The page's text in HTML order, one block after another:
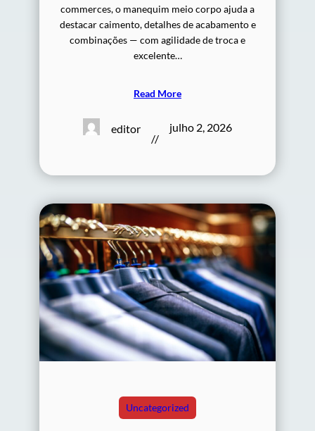
commerces, o manequim meio corpo ajuda a
destacar caimento, detalhes de acabamento e
combinações — com agilidade de troca e
excelente…
Read More
editor
//
julho 2, 2026
Uncategorized